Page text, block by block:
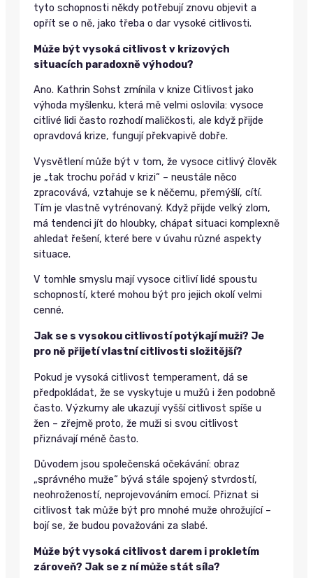
tyto schopnosti někdy potřebují znovu objevit a
opřít se o ně, jako třeba o dar vysoké citlivosti.
Může být vysoká citlivost v krizových
situacích paradoxně výhodou?
Ano. Kathrin Sohst zmínila v knize Citlivost jako
výhoda myšlenku, která mě velmi oslovila: vysoce
citlivé lidi často rozhodí maličkosti, ale když přijde
opravdová krize, fungují překvapivě dobře.
Vysvětlení může být v tom, že vysoce citlivý člověk
je „tak trochu pořád v krizi“ – neustále něco
zpracovává, vztahuje se k něčemu, přemýšlí, cítí.
Tím je vlastně vytrénovaný. Když přijde velký zlom,
má tendenci jít do hloubky, chápat situaci komplexně
ahledat řešení, které bere v úvahu různé aspekty
situace.
V tomhle smyslu mají vysoce citliví lidé spoustu
schopností, které mohou být pro jejich okolí velmi
cenné.
Jak se s vysokou citlivostí potýkají muži? Je
pro ně přijetí vlastní citlivosti složitější?
Pokud je vysoká citlivost temperament, dá se
předpokládat, že se vyskytuje u mužů i žen podobně
často. Výzkumy ale ukazují vyšší citlivost spíše u
žen – zřejmě proto, že muži si svou citlivost
přiznávají méně často.
Důvodem jsou společenská očekávání: obraz
„správného muže“ bývá stále spojený stvrdostí,
neohrožeností, neprojevováním emocí. Přiznat si
citlivost tak může být pro mnohé muže ohrožující –
bojí se, že budou považováni za slabé.
Může být vysoká citlivost darem i prokletím
zároveň? Jak se z ní může stát síla?